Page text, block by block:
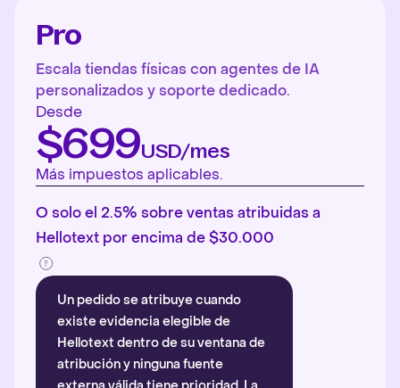
Pro
Escala tiendas físicas con agentes de IA
personalizados y soporte dedicado.
Desde
$699USD/mes
Más impuestos aplicables.
O solo el 2.5% sobre ventas atribuidas a
Hellotext por encima de $30.000
Un pedido se atribuye cuando
existe evidencia elegible de
Hellotext dentro de su ventana de
atribución y ninguna fuente